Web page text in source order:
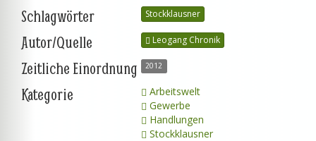
Schlagwörter Stockklausner
Autor/Quelle Leogang Chronik
Zeitliche Einordnung 2012
Kategorie
Arbeitswelt
Gewerbe
Handlungen
Stockklausner